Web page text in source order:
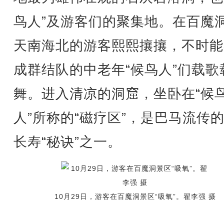
鸟人”及游客们的聚集地。在百魔
天南海北的游客熙熙攘攘，不时
成群结队的中老年“候鸟人”们载歌
舞。进入清凉的洞窟，坐卧在“候
人”所称的“磁疗区”，是巴马流传
长寿“秘诀”之一。
10月29日，游客在百魔洞景区“吸氧”。翟李强 摄